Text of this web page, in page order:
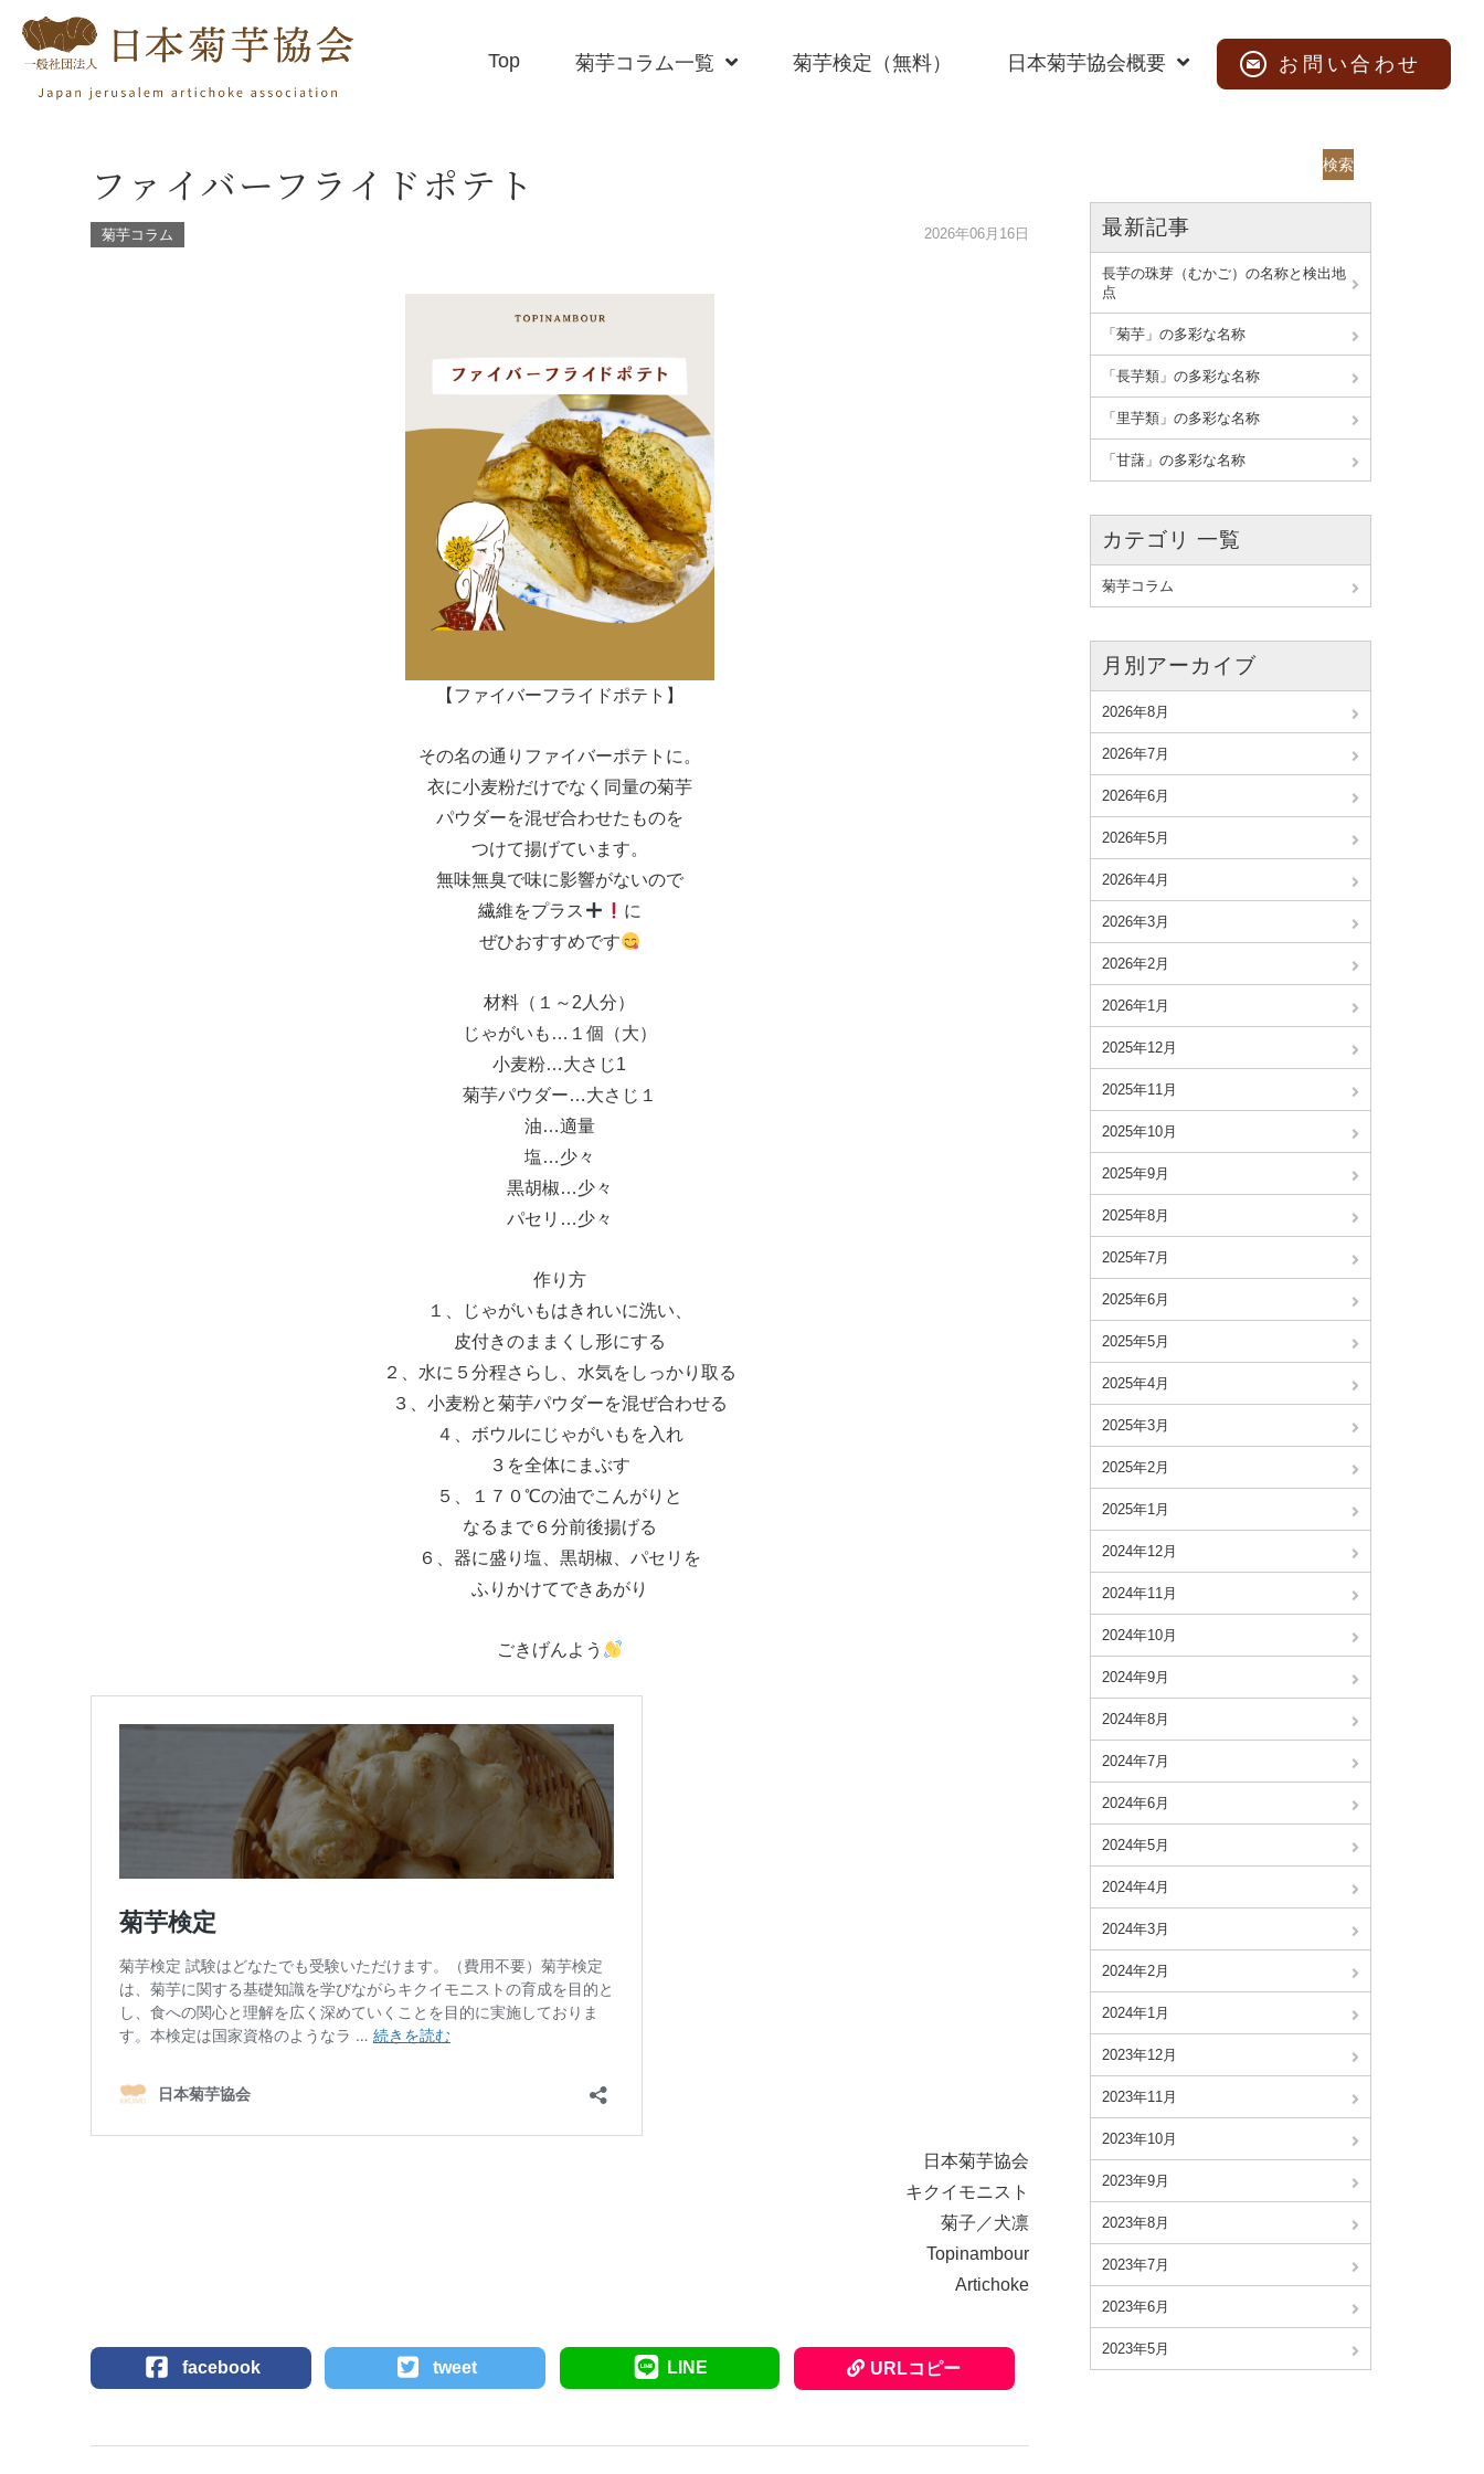
Top 菊芋コラム一覧 菊芋検定（無料） 日本菊芋協会概要 お問い合わせ
ファイバーフライドポテト
菊芋コラム 2026年06月16日
【ファイバーフライドポテト】
その名の通りファイバーポテトに。
衣に小麦粉だけでなく同量の菊芋
パウダーを混ぜ合わせたものを
つけて揚げています。
無味無臭で味に影響がないので
繊維をプラス
に
ぜひおすすめです
材料（１～2人分）
じゃがいも…１個（大）
小麦粉…大さじ1
菊芋パウダー…大さじ１
油…適量
塩…少々
黒胡椒…少々
パセリ…少々
作り方
１、じゃがいもはきれいに洗い、
皮付きのままくし形にする
２、水に５分程さらし、水気をしっかり取る
３、小麦粉と菊芋パウダーを混ぜ合わせる
４、ボウルにじゃがいもを入れ
３を全体にまぶす
５、１７０℃の油でこんがりと
なるまで６分前後揚げる
６、器に盛り塩、黒胡椒、パセリを
ふりかけてできあがり
ごきげんよう
日本菊芋協会
キクイモニスト
菊子／犬凛
Topinambour
Artichoke
facebook tweet LINE URLコピー
検索
最新記事
長芋の珠芽（むかご）の名称と検出地
点
「菊芋」の多彩な名称
「長芋類」の多彩な名称
「里芋類」の多彩な名称
「甘藷」の多彩な名称
カテゴリ 一覧
菊芋コラム
月別アーカイブ
2026年8月
2026年7月
2026年6月
2026年5月
2026年4月
2026年3月
2026年2月
2026年1月
2025年12月
2025年11月
2025年10月
2025年9月
2025年8月
2025年7月
2025年6月
2025年5月
2025年4月
2025年3月
2025年2月
2025年1月
2024年12月
2024年11月
2024年10月
2024年9月
2024年8月
2024年7月
2024年6月
2024年5月
2024年4月
2024年3月
2024年2月
2024年1月
2023年12月
2023年11月
2023年10月
2023年9月
2023年8月
2023年7月
2023年6月
2023年5月